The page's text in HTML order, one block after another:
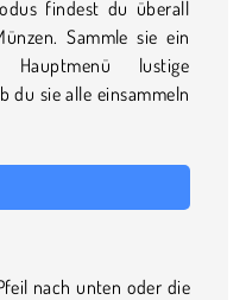
findest du überall
Sammle sie ein
lustige
du sie alle einsammeln
nach unten oder die